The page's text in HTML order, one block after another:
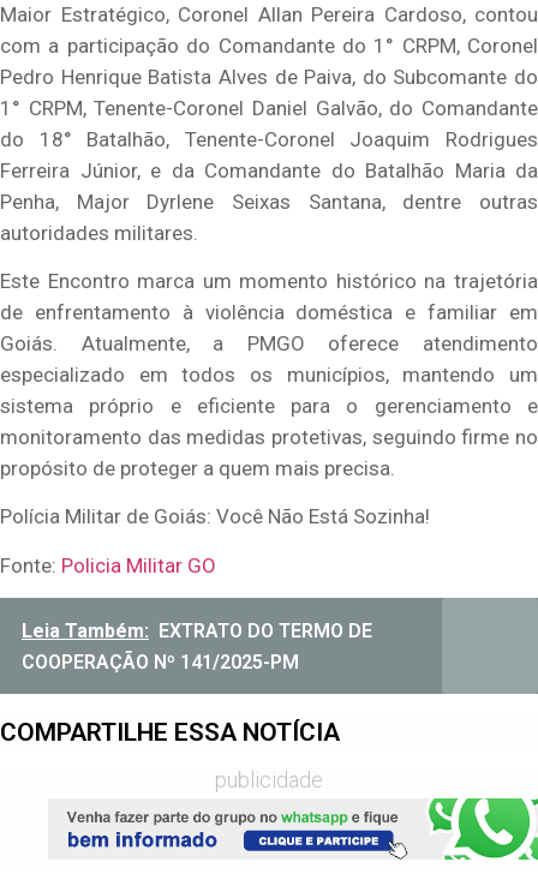
Maior Estratégico, Coronel Allan Pereira Cardoso, contou
com a participação do Comandante do 1° CRPM, Coronel
Pedro Henrique Batista Alves de Paiva, do Subcomante do
1° CRPM, Tenente-Coronel Daniel Galvão, do Comandante
do 18° Batalhão, Tenente-Coronel Joaquim Rodrigues
Ferreira Júnior, e da Comandante do Batalhão Maria da
Penha, Major Dyrlene Seixas Santana, dentre outras
autoridades militares.
Este Encontro marca um momento histórico na trajetória
de enfrentamento à violência doméstica e familiar em
Goiás. Atualmente, a PMGO oferece atendimento
especializado em todos os municípios, mantendo um
sistema próprio e eficiente para o gerenciamento e
monitoramento das medidas protetivas, seguindo firme no
propósito de proteger a quem mais precisa.
Polícia Militar de Goiás: Você Não Está Sozinha!
Fonte: Policia Militar GO
Leia Também:
EXTRATO DO TERMO DE
COOPERAÇÃO Nº 141/2025-PM
COMPARTILHE ESSA NOTÍCIA
publicidade